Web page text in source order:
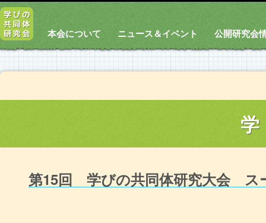
本会について ニュース＆イベント 公開研究会
第15回 学びの共同体研究大会 ス